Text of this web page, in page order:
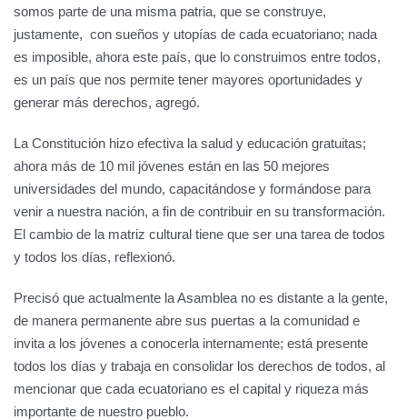
somos parte de una misma patria, que se construye,
justamente, con sueños y utopías de cada ecuatoriano; nada
es imposible, ahora este país, que lo construimos entre todos,
es un país que nos permite tener mayores oportunidades y
generar más derechos, agregó.
La Constitución hizo efectiva la salud y educación gratuitas;
ahora más de 10 mil jóvenes están en las 50 mejores
universidades del mundo, capacitándose y formándose para
venir a nuestra nación, a fin de contribuir en su transformación.
El cambio de la matriz cultural tiene que ser una tarea de todos
y todos los días, reflexionó.
Precisó que actualmente la Asamblea no es distante a la gente,
de manera permanente abre sus puertas a la comunidad e
invita a los jóvenes a conocerla internamente; está presente
todos los días y trabaja en consolidar los derechos de todos, al
mencionar que cada ecuatoriano es el capital y riqueza más
importante de nuestro pueblo.